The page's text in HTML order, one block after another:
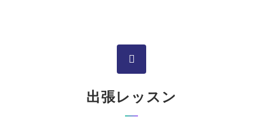
出張レッスン